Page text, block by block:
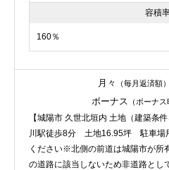
容積
160％
月々 （毎月返済額）
ボーナス （ボーナス
【城陽市 久世北垣内 土地（建築条
川駅徒歩8分 土地16.95坪 駐車場
ください※北側の前道は城陽市が所
の道路に該当しないため非道路と